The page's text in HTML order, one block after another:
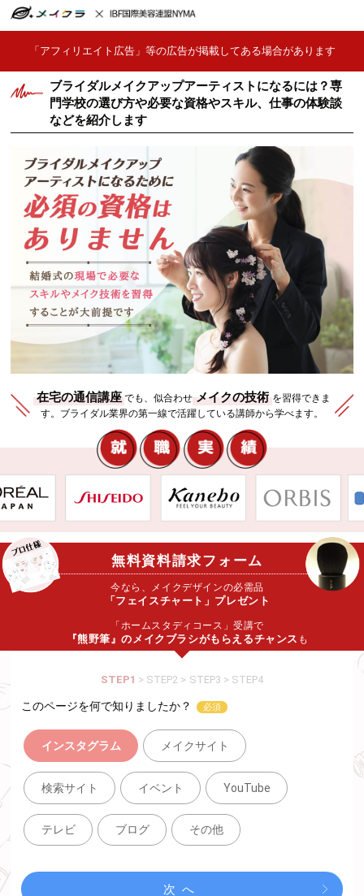
「アフィリエイト広告」等の広告が掲載してある場合があります
ブライダルメイクアップアーティストになるには？専
門学校の選び方や必要な資格やスキル、仕事の体験談
などを紹介します
在宅の通信講座 でも、似合わせ メイクの技術 を習得できま
す。 ブライダル業界の第一線で活躍している講師から学べます。
無料資料請求フォーム
今なら、メイクデザインの必需品
「フェイスチャート」プレゼント
「ホームスタディコース」受講で
『熊野筆』のメイクブラシがもらえるチャンス も
STEP1 STEP2 STEP3 STEP4
このページを何で知りましたか？ 必須
インスタグラム メイクサイト
検索サイト イベント YouTube
テレビ ブログ その他
次へ